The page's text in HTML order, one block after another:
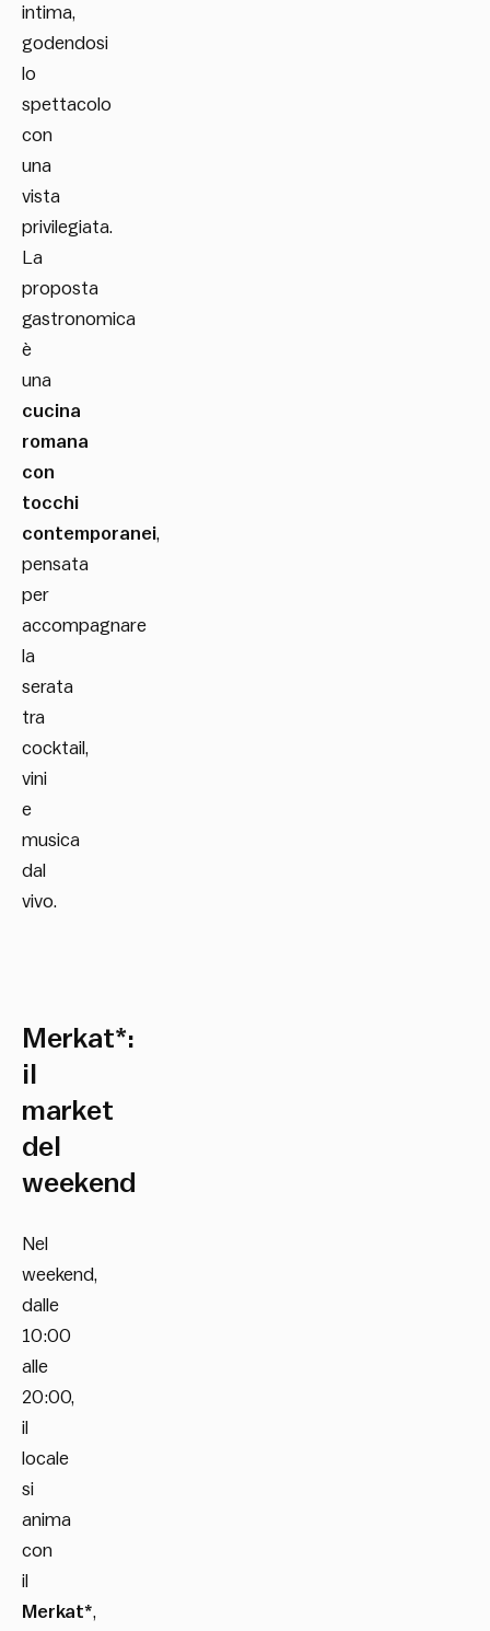
intima,
godendosi
lo
spettacolo
con
una
vista
privilegiata.
La
proposta
gastronomica
è
una
cucina
romana
con
tocchi
contemporanei,
pensata
per
accompagnare
la
serata
tra
cocktail,
vini
e
musica
dal
vivo.
Merkat*:
il
market
del
weekend
Nel
weekend,
dalle
10:00
alle
20:00,
il
locale
si
anima
con
il
Merkat*,